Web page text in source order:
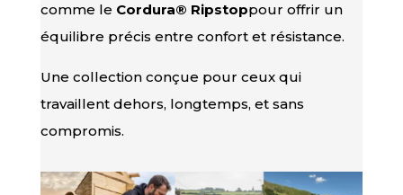
comme le Cordura® Ripstoppour offrir un
équilibre précis entre confort et résistance.
Une collection conçue pour ceux qui
travaillent dehors, longtemps, et sans
compromis.